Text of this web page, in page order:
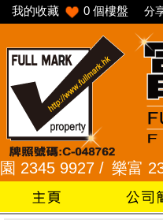
我的收藏 0 個樓盤 分
9927 /樂富 2321